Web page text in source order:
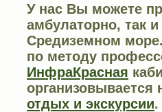
У нас Вы можете
амбулаторно, так
Средиземном
по методу
ИнфраКрасная
отдых и экскурсии.